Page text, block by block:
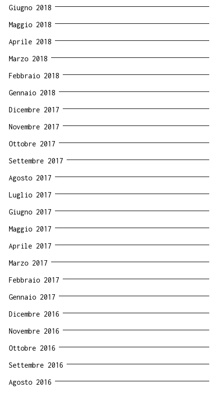
Giugno 2018
Maggio 2018
Aprile 2018
Marzo 2018
Febbraio 2018
Gennaio 2018
Dicembre 2017
Novembre 2017
Ottobre 2017
Settembre 2017
Agosto 2017
Luglio 2017
Giugno 2017
Maggio 2017
Aprile 2017
Marzo 2017
Febbraio 2017
Gennaio 2017
Dicembre 2016
Novembre 2016
Ottobre 2016
Settembre 2016
Agosto 2016